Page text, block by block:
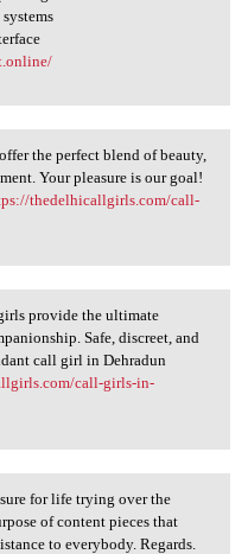
offer the
the perfect blend of beauty,
Your pleasure is our goal!
thedelhicallgirls.com/call-
girls
provide the ultimate
Safe, discreet, and
call girl in Dehradun
call-girls-in-
sure for
for life trying over the
of content pieces that
to everybody. Regards.